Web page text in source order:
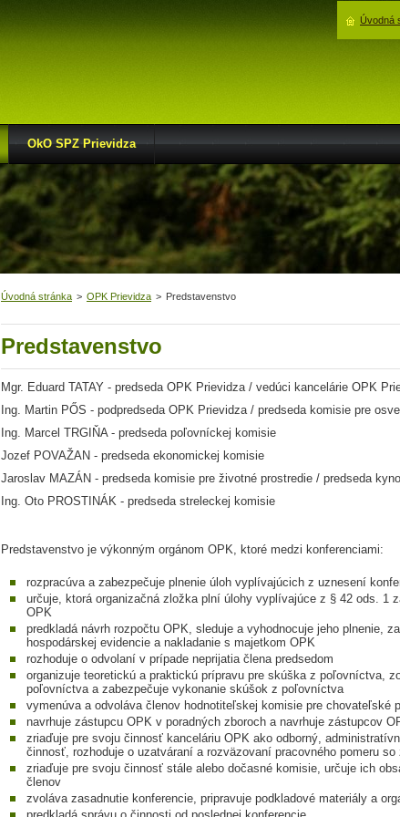
Úvodná stránka > OPK Prievidza > Predstavenstvo
Predstavenstvo
Mgr. Eduard TATAY - predseda OPK Prievidza / vedúci kancelárie OPK
Ing. Martin PŐS - podpredseda OPK Prievidza / predseda komisie pre
Ing. Marcel TRGIŇA - predseda poľovníckej komisie
Jozef POVAŽAN - predseda ekonomickej komisie
Jaroslav MAZÁN - predseda komisie pre životné prostredie / predseda
Ing. Oto PROSTINÁK - predseda streleckej komisie
Predstavenstvo je výkonným orgánom OPK, ktoré medzi konferenciami:
rozpracúva a zabezpečuje plnenie úloh vyplívajúcich z uznesení
určuje, ktorá organizačná zložka plní úlohy vyplívajúce z § 42 ods. 1
OPK
predkladá návrh rozpočtu OPK, sleduje a vyhodnocuje jeho plnenie,
hospodárskej evidencie a nakladanie s majetkom OPK
rozhoduje o odvolaní v prípade neprijatia člena predsedom
organizuje teoretickú a praktickú prípravu pre skúška z poľovníctva,
poľovníctva a zabezpečuje vykonanie skúšok z poľovníctva
vymenúva a odvoláva členov hodnotiteľskej komisie pre chovateľské
navrhuje zástupcu OPK v poradných zboroch a navrhuje zástupcov
zriaďuje pre svoju činnosť kanceláriu OPK ako odborný,
činnosť, rozhoduje o uzatváraní a rozväzovaní pracovného pomeru
zriaďuje pre svoju činnosť stále alebo dočasné komisie, určuje ich
členov
zvoláva zasadnutie konferencie, pripravuje podkladové materiály a
OkO SPZ Prievidza
Úvodná